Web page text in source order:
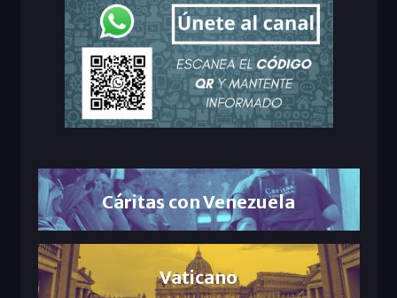
Cáritas con Venezuela
Vaticano